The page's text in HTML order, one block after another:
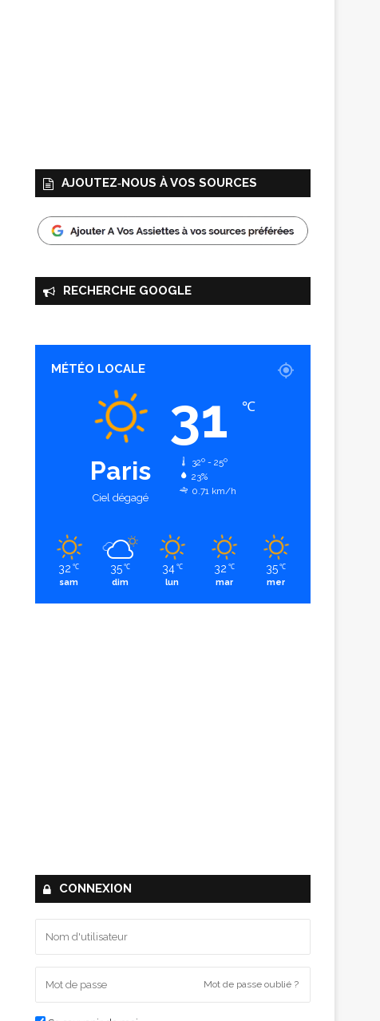
AJOUTEZ‑NOUS À VOS SOURCES
RECHERCHE GOOGLE
MÉTÉO LOCALE
Paris
Ciel dégagé
31 ℃
32º - 25º
23%
0.71 km/h
32 ℃
sam
35 ℃
dim
34 ℃
lun
32 ℃
mar
35 ℃
mer
CONNEXION
Mot de passe oublié ?